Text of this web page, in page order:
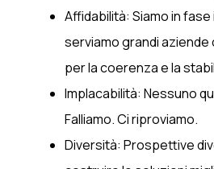
Affidabilità: Siamo in fase
serviamo grandi aziende
per la coerenza e la
Implacabilità: Nessuno
Falliamo. Ci riproviamo.
Diversità: Prospettive